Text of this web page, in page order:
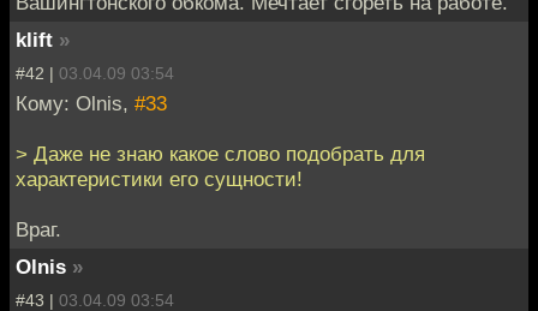
klift »
#42 | 03.04.09 03:54
Кому: Olnis, #33
> Даже не знаю какое слово подобрать для
характеристики его сущности!
Враг.
Olnis »
#43 | 03.04.09 03:54